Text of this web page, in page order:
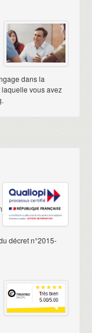
dans la
vous avez
décret n°2015-